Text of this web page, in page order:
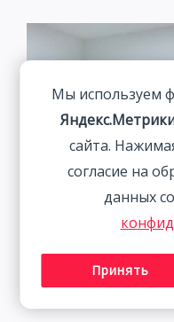
Volkswagen Lamando
150HP 2WD 2022 |
| Арт. CA6673
2 027 800
Мы используем
сайта.
согласие на
данных
Принять